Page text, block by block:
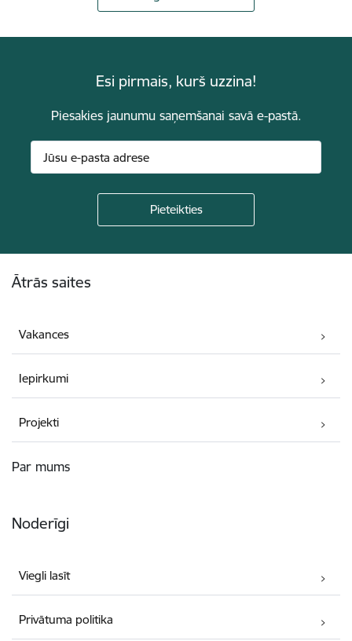
Esi pirmais, kurš uzzina!
Piesakies jaunumu saņemšanai savā e-pastā.
Ātrās saites
Vakances
Iepirkumi
Projekti
Par mums
Noderīgi
Viegli lasīt
Privātuma politika